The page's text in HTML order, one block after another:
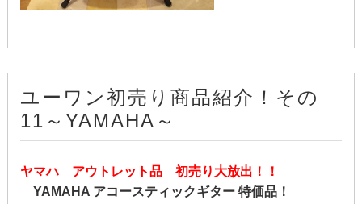
ユーワン初売り商品紹介！その
11～YAMAHA～
ヤマハ アウトレット品 初売り大放出！！
YAMAHA アコースティックギター 特価品！